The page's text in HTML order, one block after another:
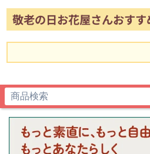
敬老の日お花屋さんおす